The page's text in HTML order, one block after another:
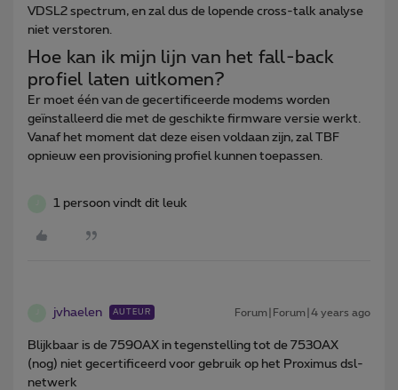
VDSL2 spectrum, en zal dus de lopende cross-talk analyse
niet verstoren.
Hoe kan ik mijn lijn van het fall-back
profiel laten uitkomen?
Er moet één van de gecertificeerde modems worden
geïnstalleerd die met de geschikte firmware versie werkt.
Vanaf het moment dat deze eisen voldaan zijn, zal TBF
opnieuw een provisioning profiel kunnen toepassen.
1 persoon vindt dit leuk
jvhaelen AUTEUR Forum|Forum|4 years ago
Blijkbaar is de 7590AX in tegenstelling tot de 7530AX
(nog) niet gecertificeerd voor gebruik op het Proximus dsl-
netwerk